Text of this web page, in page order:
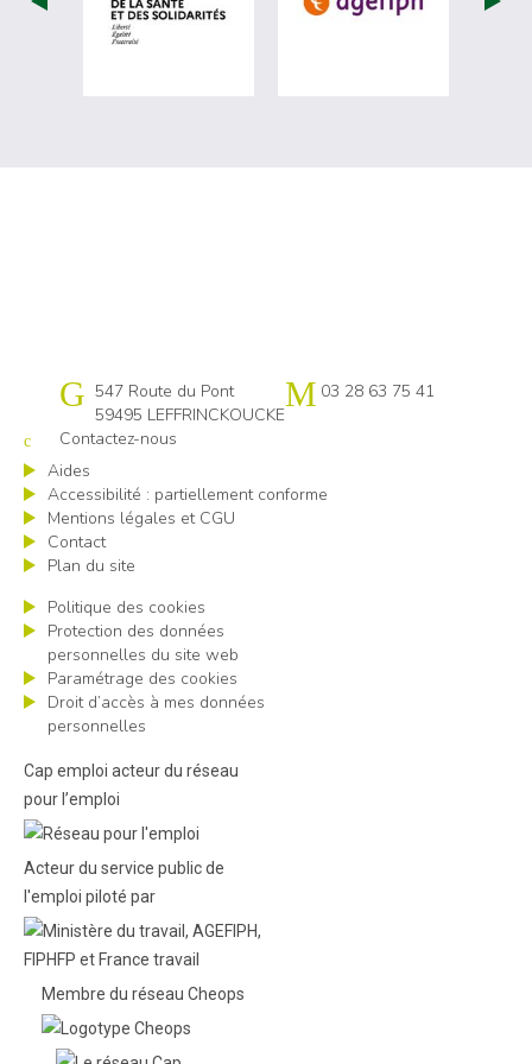
Cap emploi 59-62 Flandres littoral
547 Route du Pont
59495 LEFFRINCKOUCKE
03 28 63 75 41
Contactez-nous
Aides
Accessibilité : partiellement conforme
Mentions légales et CGU
Contact
Plan du site
Politique des cookies
Protection des données
personnelles du site web
Paramétrage des cookies
Droit d’accès à mes données
personnelles
Cap emploi acteur du réseau
pour l’emploi
Acteur du service public de
l'emploi piloté par
Membre du réseau Cheops